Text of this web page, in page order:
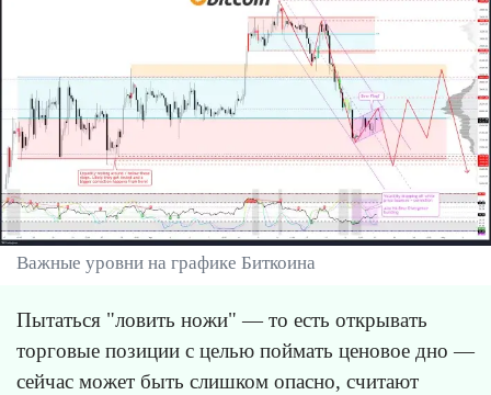
Важные уровни на графике Биткоина
Пытаться "ловить ножи" — то есть открывать
торговые позиции с целью поймать ценовое дно —
сейчас может быть слишком опасно, считают